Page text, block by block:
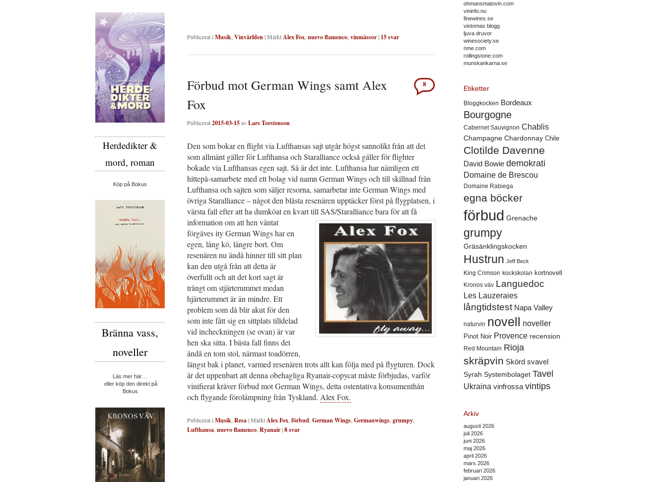
Publicerat i Musik Vinvärlden|MärktAlex Fox nuevo flamenco vinmässor| 15svar
Förbud mot German Wings samt Alex
Fox
Publicerat2015-03-15avLars Torstenson
8
Den som bokar en flight via Lufthansas sajt utgår högst sannolikt från att det
som allmänt gäller för Lufthansa och Staralliance också gäller för flighter
bokade via Lufthansas egen sajt. Så är det inte. Lufthansa har nämligen ett
hittepå-samarbete med ett bolag vid namn German Wings och till skillnad från
Lufthansa och sajten som säljer resorna, samarbetar inte German Wings med
övriga Staralliance – något den blåsta resenären upptäcker först på flygplatsen, i
värsta fall efter att ha dumköat en kvart till SAS/Staralliance bara för att få
information om att hen väntat
förgäves ity German Wings har en
egen, lång kö, längre bort. Om
resenären nu ändå hinner till sitt plan
kan den utgå från att detta är
överfullt och att det kort sagt är
trångt om stjärterummet medan
hjärterummet är än mindre. Ett
problem som då blir akut för den
som inte fått sig en sittplats tilldelad
vid incheckningen (se ovan) är var
hen ska sitta. I bästa fall finns det
ändå en tom stol, närmast toadörren,
längst bak i planet, varmed resenären trots allt kan följa med på flygturen. Dock
är det uppenbart att denna obehagliga Ryanair-copycat måste förbjudas, varför
vinifierat kräver förbud mot German Wings, detta ostentativa konsumenthån
och flygande förolämpning från Tyskland. Alex Fox.
Publicerat i Musik Resa|MärktAlex Fox förbud German Wings Germanwings grumpy
Lufthansa nuevo flamenco Ryanair|8svar
ohmansmatovin.com
vininfo.nu
finewines.se
vintomas blogg
ljuva druvor
winesociety.se
nme.com
rollingstone.com
munskankarna.se
Etiketter
Bloggkocken Bordeaux
Bourgogne
Cabernet Sauvignon Chablis
Champagne Chardonnay Chile
Clotilde Davenne
David Bowie demokrati
Domaine de Brescou
Domaine Rabiega
egna böcker
förbud Grenache
grumpy
Gräsänklingskocken
Hustrun Jeff Beck
King Crimson kockskolan kortnovell
Kronos väv Languedoc
Les Lauzeraies
långtidstest Napa Valley
naturvin novell noveller
Pinot Noir Provence recension
Red Mountain Rioja
skräpvin Skörd svavel
Syrah Systembolaget Tavel
Ukraina vinfrossa vintips
Arkiv
augusti 2026
juli 2026
juni 2026
maj 2026
april 2026
mars 2026
februari 2026
januari 2026
Herdedikter &
mord, roman
Köp på Bokus
Bränna vass,
noveller
Läs mer här…
eller köp den direkt på
Bokus